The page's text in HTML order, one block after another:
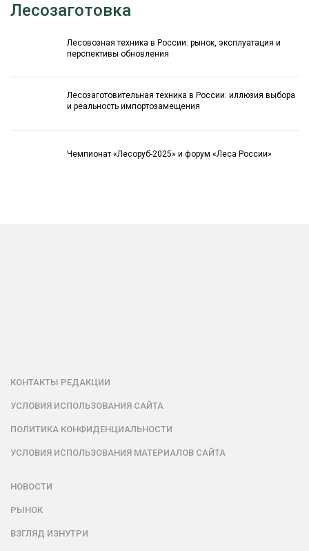
Лесозаготовка
Лесовозная техника в России: рынок, эксплуатация и
перспективы обновления
Лесозаготовительная техника в России: иллюзия выбора
и реальность импортозамещения
Чемпионат «Лесоруб-2025» и форум «Леса России»
КОНТАКТЫ РЕДАКЦИИ
УСЛОВИЯ ИСПОЛЬЗОВАНИЯ САЙТА
ПОЛИТИКА КОНФИДЕНЦИАЛЬНОСТИ
УСЛОВИЯ ИСПОЛЬЗОВАНИЯ МАТЕРИАЛОВ САЙТА
НОВОСТИ
РЫНОК
ВЗГЛЯД ИЗНУТРИ